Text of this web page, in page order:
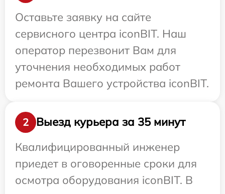
Оставьте заявку на сайте
сервисного центра iconBIT. Наш
оператор перезвонит Вам для
уточнения необходимых работ
ремонта Вашего устройства iconBIT.
2
Выезд курьера за 35 минут
Квалифицированный инженер
приедет в оговоренные сроки для
осмотра оборудования iconBIT. В